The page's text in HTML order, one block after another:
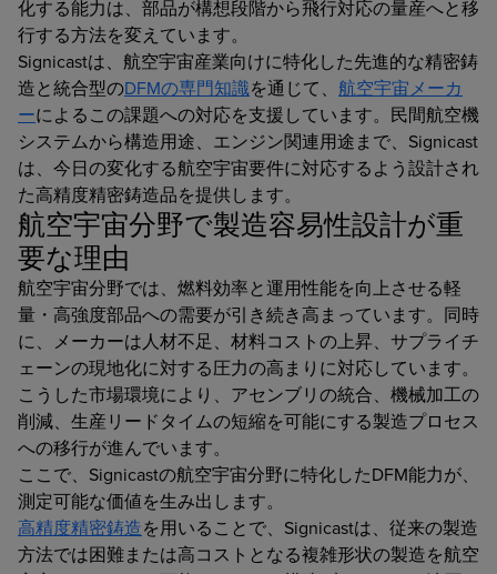
化する能力は、部品が構想段階から飛行対応の量産へと移
行する方法を変えています。
Signicastは、航空宇宙産業向けに特化した先進的な精密鋳
造と統合型のDFMの専門知識を通じて、 航空宇宙メーカ
ーによるこの課題への対応を支援しています。民間航空機
システムから構造用途、エンジン関連用途まで、Signicast
は、今日の変化する航空宇宙要件に対応するよう設計され
た高精度精密鋳造品を提供します。
航空宇宙分野で製造容易性設計が重
要な理由
航空宇宙分野では、燃料効率と運用性能を向上させる軽
量・高強度部品への需要が引き続き高まっています。同時
に、メーカーは人材不足、材料コストの上昇、サプライチ
ェーンの現地化に対する圧力の高まりに対応しています。
こうした市場環境により、アセンブリの統合、機械加工の
削減、生産リードタイムの短縮を可能にする製造プロセス
への移行が進んでいます。
ここで、Signicastの航空宇宙分野に特化したDFM能力が、
測定可能な価値を生み出します。
高精度精密鋳造を用いることで、Signicastは、従来の製造
方法では困難または高コストとなる複雑形状の製造を航空